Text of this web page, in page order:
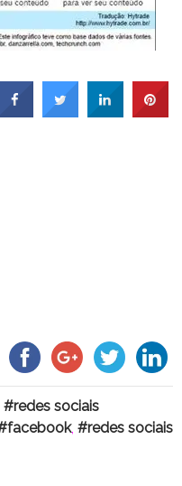
redes sociais
facebook, redes sociais